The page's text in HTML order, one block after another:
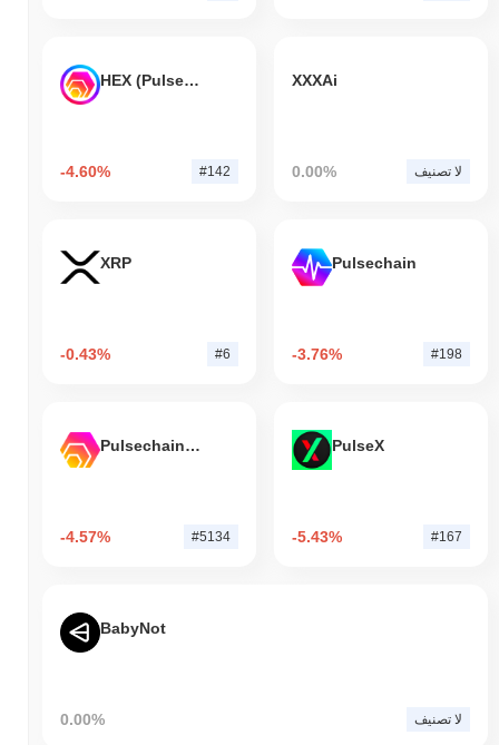
HEX (Pulsechain)
-4.60% #142
XXXAi
0.00% لا تصنيف
XRP
-0.43% #6
Pulsechain
-3.76% #198
Pulsechain Bridged HEX (Pulsechain)
-4.57% #5134
PulseX
-5.43% #167
BabyNot
0.00% لا تصنيف